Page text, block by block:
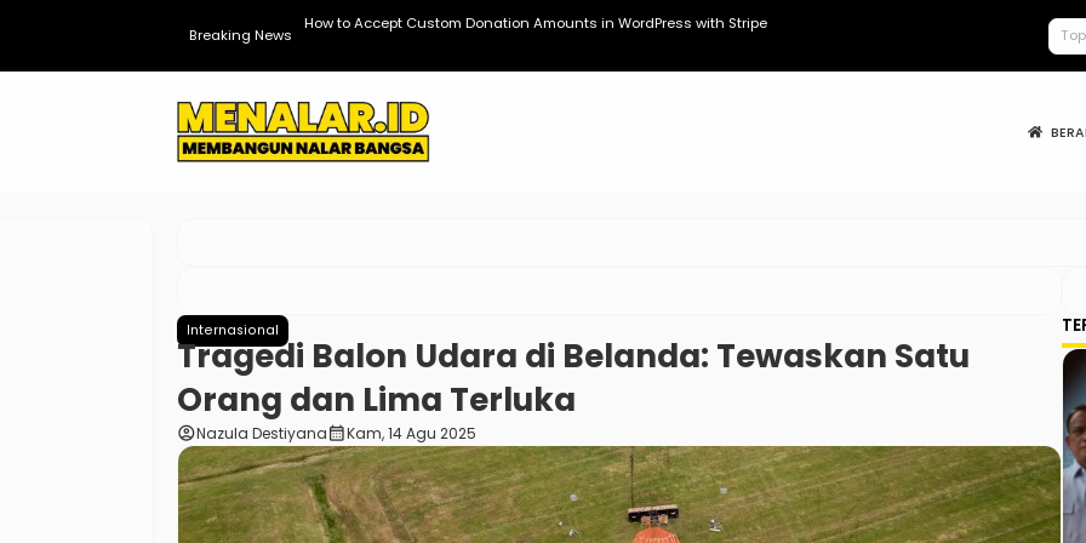
Breaking News
How to Accept Custom Donation Amounts in WordPress with Stripe Kopdes
Internasional
Tragedi Balon Udara di Belanda: Tewaskan Satu
Orang dan Lima Terluka
account_circleNazula Destiyanacalendar_monthKam, 14 Agu 2025